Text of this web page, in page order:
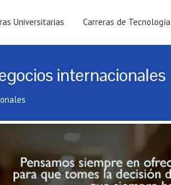
Universitarias Carreras de Tecnología
internacionales